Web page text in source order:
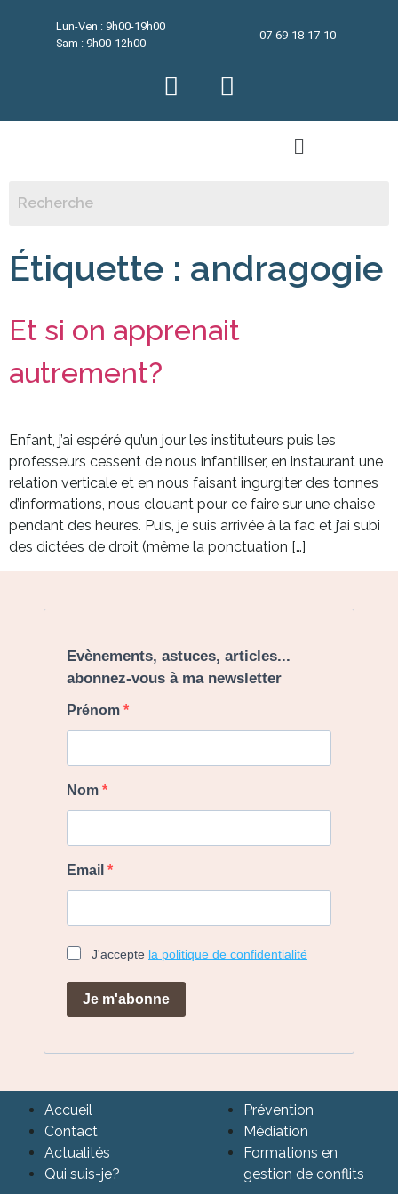
Lun-Ven : 9h00-19h00
Sam : 9h00-12h00
07-69-18-17-10
Étiquette : andragogie
Et si on apprenait
autrement?
Enfant, j’ai espéré qu’un jour les instituteurs puis les
professeurs cessent de nous infantiliser, en instaurant une
relation verticale et en nous faisant ingurgiter des tonnes
d’informations, nous clouant pour ce faire sur une chaise
pendant des heures. Puis, je suis arrivée à la fac et j’ai subi
des dictées de droit (même la ponctuation […]
Evènements, astuces, articles...
abonnez-vous à ma newsletter
Prénom
Nom
Email
J'accepte la politique de confidentialité
Je m'abonne
Accueil
Contact
Actualités
Qui suis-je?
Prévention
Médiation
Formations en
gestion de conflits